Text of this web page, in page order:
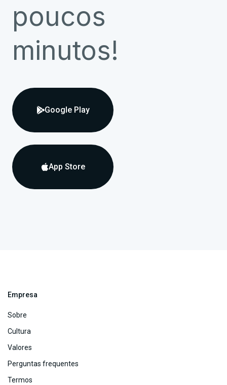
poucos
minutos!
Google Play
App Store
Empresa
Sobre
Cultura
Valores
Perguntas frequentes
Termos